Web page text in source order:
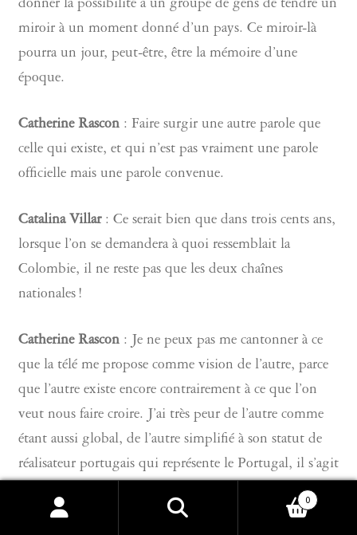
donner la possibilité à un groupe de gens de tendre un
miroir à un moment donné d’un pays. Ce miroir-là
pourra un jour, peut-être, être la mémoire d’une
époque.
Catherine Rascon: Faire surgir une autre parole que
celle qui existe, et qui n’est pas vraiment une parole
officielle mais une parole convenue.
Catalina Villar: Ce serait bien que dans trois cents ans,
lorsque l’on se demandera à quoi ressemblait la
Colombie, il ne reste pas que les deux chaînes
nationales !
Catherine Rascon: Je ne peux pas me cantonner à ce
que la télé me propose comme vision de l’autre, parce
que l’autre existe encore contrairement à ce que l’on
veut nous faire croire. J’ai très peur de l’autre comme
étant aussi global, de l’autre simplifié à son statut de
réalisateur portugais qui représente le Portugal, il s’agit
de films différents de réalisateurs différents. L’image est
un lieu de pouvoir, on l’oublie tout le temps et c’est
Recherche
Recherche
0